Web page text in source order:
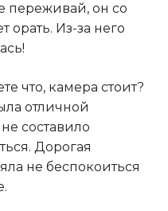
переживай, он со
орать. Из-за него
что, камера стоит?
отличной
составило
Дорогая
не беспокоиться